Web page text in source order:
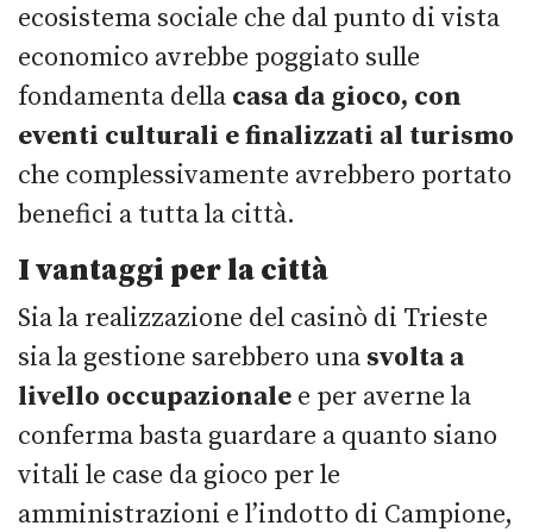
ecosistema sociale che dal punto di vista
economico avrebbe poggiato sulle
fondamenta della casa da gioco, con
eventi culturali e finalizzati al turismo
che complessivamente avrebbero portato
benefici a tutta la città.
I vantaggi per la città
Sia la realizzazione del casinò di Trieste
sia la gestione sarebbero una svolta a
livello occupazionale e per averne la
conferma basta guardare a quanto siano
vitali le case da gioco per le
amministrazioni e l’indotto di Campione,